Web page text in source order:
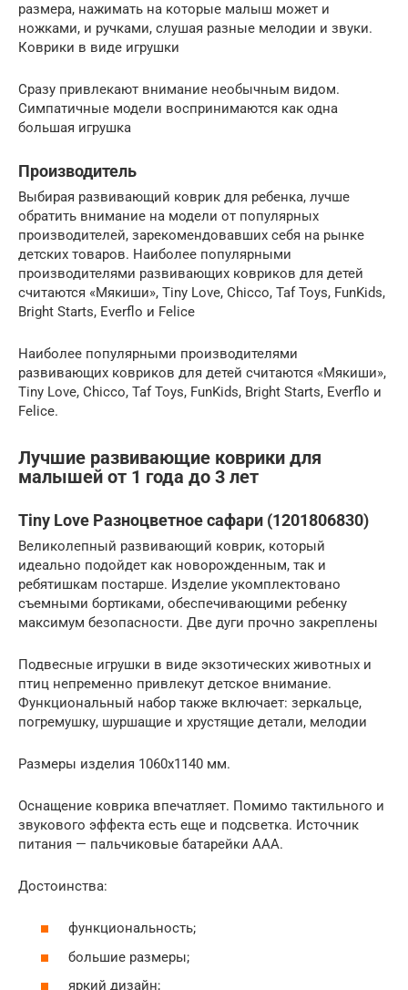
размера, нажимать на которые малыш может и
ножками, и ручками, слушая разные мелодии и звуки.
Коврики в виде игрушки
Сразу привлекают внимание необычным видом.
Симпатичные модели воспринимаются как одна
большая игрушка
Производитель
Выбирая развивающий коврик для ребенка, лучше
обратить внимание на модели от популярных
производителей, зарекомендовавших себя на рынке
детских товаров. Наиболее популярными
производителями развивающих ковриков для детей
считаются «Мякиши», Tiny Love, Chicco, Taf Toys, FunKids,
Bright Starts, Everflo и Felice
Наиболее популярными производителями
развивающих ковриков для детей считаются «Мякиши»,
Tiny Love, Chicco, Taf Toys, FunKids, Bright Starts, Everflo и
Felice.
Лучшие развивающие коврики для
малышей от 1 года до 3 лет
Tiny Love Разноцветное сафари (1201806830)
Великолепный развивающий коврик, который
идеально подойдет как новорожденным, так и
ребятишкам постарше. Изделие укомплектовано
съемными бортиками, обеспечивающими ребенку
максимум безопасности. Две дуги прочно закреплены
Подвесные игрушки в виде экзотических животных и
птиц непременно привлекут детское внимание.
Функциональный набор также включает: зеркальце,
погремушку, шуршащие и хрустящие детали, мелодии
Размеры изделия 1060х1140 мм.
Оснащение коврика впечатляет. Помимо тактильного и
звукового эффекта есть еще и подсветка. Источник
питания — пальчиковые батарейки ААА.
Достоинства:
функциональность;
большие размеры;
яркий дизайн;